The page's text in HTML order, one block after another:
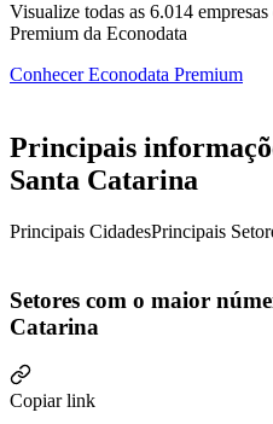
Visualize todas as 6.014 empresas
Premium da Econodata
Conhecer Econodata Premium
Principais
Santa Catarina
Principais CidadesPrincipais
Setores com o maior
Catarina
Copiar link